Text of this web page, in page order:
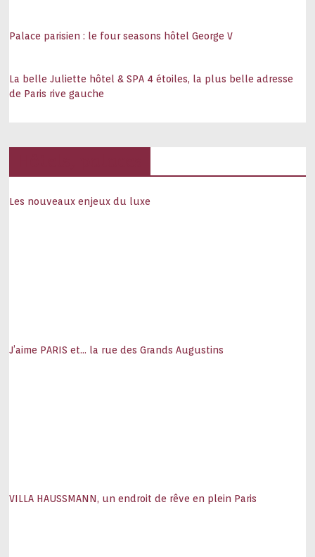
Palace parisien : le four seasons hôtel George V
La belle Juliette hôtel & SPA 4 étoiles, la plus belle adresse
de Paris rive gauche
Les nouveaux enjeux du luxe
J’aime PARIS et… la rue des Grands Augustins
VILLA HAUSSMANN, un endroit de rêve en plein Paris